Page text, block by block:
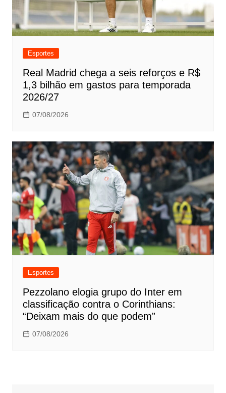
Esportes
Real Madrid chega a seis reforços e R$
1,3 bilhão em gastos para temporada
2026/27
07/08/2026
Esportes
Pezzolano elogia grupo do Inter em
classificação contra o Corinthians:
“Deixam mais do que podem”
07/08/2026